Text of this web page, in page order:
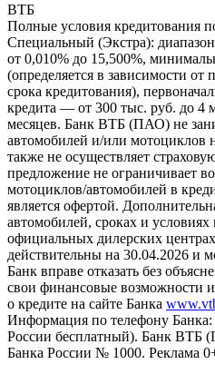
ВТБ
Полные условия кредитования
Специальный (Экстра):
от 0,010% до 15,500%,
(определяется в зависимости от
срока кредитования),
кредита — от 300 тыс. руб. до 4
месяцев. Банк ВТБ (ПАО) не
автомобилей и/или мотоциклов
также не осуществляет
предложение не ограничивает
мотоциклов/автомобилей в
является офертой.
автомобилей, сроках и
официальных дилерских
действительны на 30.04.2026 и
Банк вправе отказать без
свои финансовые возможности
о кредите на сайте Банка
Информация по телефону
России бесплатный). Банк ВТБ
Банка России № 1000. Реклама